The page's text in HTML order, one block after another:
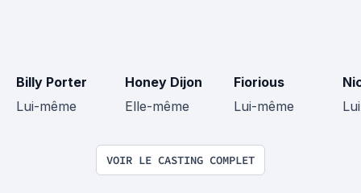
Billy Porter
Lui-même
Honey Dijon
Elle-même
Fiorious
Lui-même
VOIR LE CASTING COMPLET